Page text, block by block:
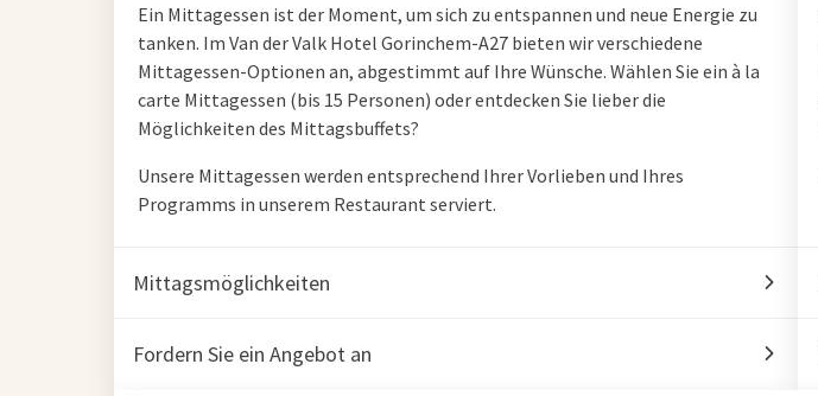
Ein Mittagessen ist der Moment, um sich zu entspannen und neue Energie zu
tanken. Im Van der Valk Hotel Gorinchem-A27 bieten wir verschiedene
Mittagessen-Optionen an, abgestimmt auf Ihre Wünsche. Wählen Sie ein à la
carte Mittagessen (bis 15 Personen) oder entdecken Sie lieber die
Möglichkeiten des Mittagsbuffets?
Unsere Mittagessen werden entsprechend Ihrer Vorlieben und Ihres
Programms in unserem Restaurant serviert.
Mittagsmöglichkeiten
Fordern Sie ein Angebot an